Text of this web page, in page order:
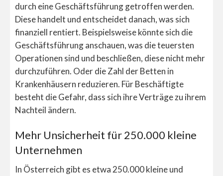
durch eine Geschäftsführung getroffen werden.
Diese handelt und entscheidet danach, was sich
finanziell rentiert. Beispielsweise könnte sich die
Geschäftsführung anschauen, was die teuersten
Operationen sind und beschließen, diese nicht mehr
durchzuführen. Oder die Zahl der Betten in
Krankenhäusern reduzieren. Für Beschäftigte
besteht die Gefahr, dass sich ihre Verträge zu ihrem
Nachteil ändern.
Mehr Unsicherheit für 250.000 kleine
Unternehmen
In Österreich gibt es etwa 250.000 kleine und